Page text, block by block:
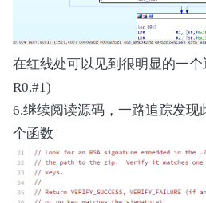
在红线处可以见到很明显的一
R0,#1)
6.继续阅读源码，一路追踪发
个函数